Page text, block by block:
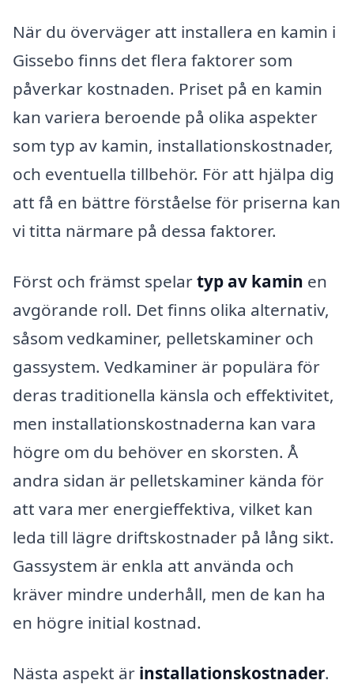
När du överväger att installera en kamin i
Gissebo finns det flera faktorer som
påverkar kostnaden. Priset på en kamin
kan variera beroende på olika aspekter
som typ av kamin, installationskostnader,
och eventuella tillbehör. För att hjälpa dig
att få en bättre förståelse för priserna kan
vi titta närmare på dessa faktorer.
Först och främst spelartyp av kamin en
avgörande roll. Det finns olika alternativ,
såsom vedkaminer, pelletskaminer och
gassystem. Vedkaminer är populära för
deras traditionella känsla och effektivitet,
men installationskostnaderna kan vara
högre om du behöver en skorsten. Å
andra sidan är pelletskaminer kända för
att vara mer energieffektiva, vilket kan
leda till lägre driftskostnader på lång sikt.
Gassystem är enkla att använda och
kräver mindre underhåll, men de kan ha
en högre initial kostnad.
Nästa aspekt är installationskostnader.